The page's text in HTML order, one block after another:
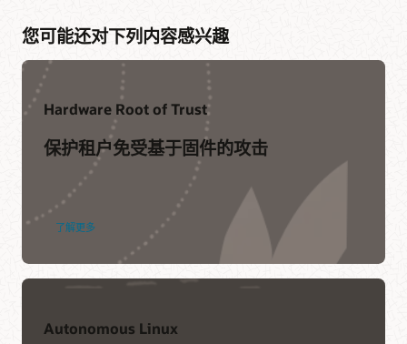
Oracle Cloud Infrastructure Security 指南
获取有关 Oracle Cloud Infrastructure Security 的最新文档。
了解更多
加入用户社区
Cloud Customer Connect 是 Oracle 主要的在线云技术社区。
该社区拥有超过 20 万名成员，旨在促进用户交流以及分享优秀
实践、产品更新和反馈。
提升您的 Oracle Cloud Security 技能
甲骨文技术人才发展部提供多样化的培训和认证课程来帮助企
了解更多
您可能还对下列内容感兴趣
Hardware Root of Trust
保护租户免受基于固件的攻击
了解更多
Autonomous Linux